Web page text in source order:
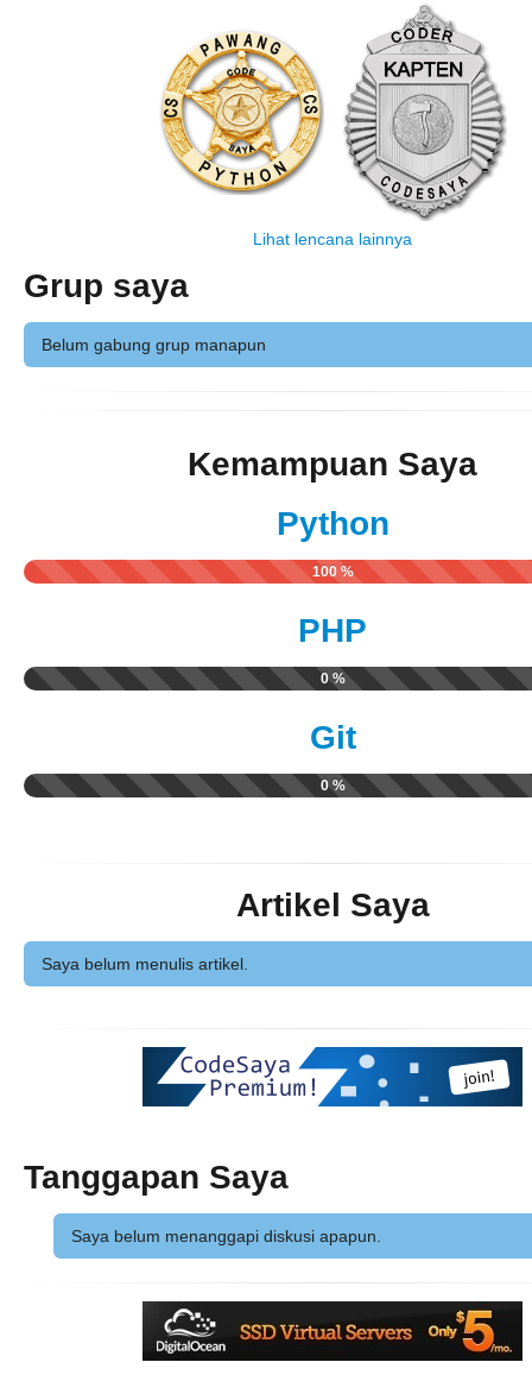
Lihat lencana lainnya
Grup saya
Belum gabung grup manapun
Kemampuan Saya
Python
100 %
PHP
0 %
Git
0 %
Artikel Saya
Saya belum menulis artikel.
Tanggapan Saya
Saya belum menanggapi diskusi apapun.